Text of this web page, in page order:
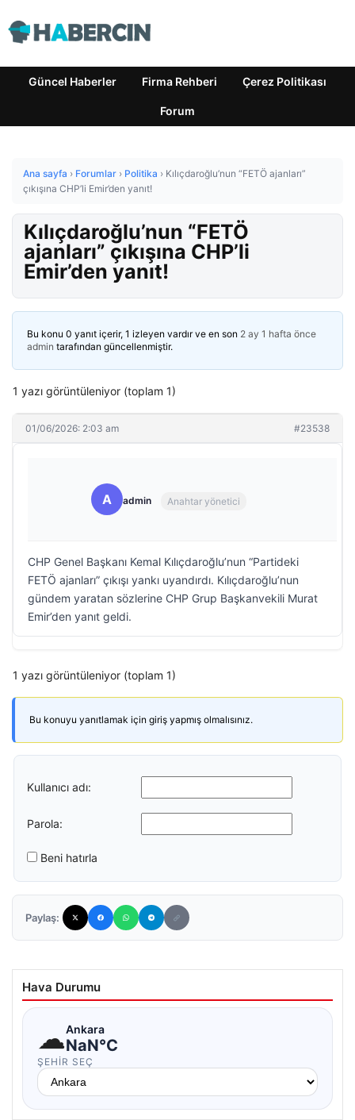
Güncel Haberler Firma Rehberi Çerez Politikası
Forum
Ana sayfa › Forumlar › Politika › Kılıçdaroğlu’nun “FETÖ ajanları”
çıkışına CHP’li Emir’den yanıt!
Kılıçdaroğlu’nun “FETÖ
ajanları” çıkışına CHP’li
Emir’den yanıt!
Bu konu 0 yanıt içerir, 1 izleyen vardır ve en son 2 ay 1 hafta önce
admin tarafından güncellenmiştir.
1 yazı görüntüleniyor (toplam 1)
01/06/2026: 2:03 am #23538
A admin Anahtar yönetici
CHP Genel Başkanı Kemal Kılıçdaroğlu’nun “Partideki
FETÖ ajanları” çıkışı yankı uyandırdı. Kılıçdaroğlu’nun
gündem yaratan sözlerine CHP Grup Başkanvekili Murat
Emir’den yanıt geldi.
1 yazı görüntüleniyor (toplam 1)
Bu konuyu yanıtlamak için giriş yapmış olmalısınız.
Kullanıcı adı:
Parola:
Beni hatırla
Paylaş:
Hava Durumu
☁Ankara
NaN°C
ŞEHIR SEÇ